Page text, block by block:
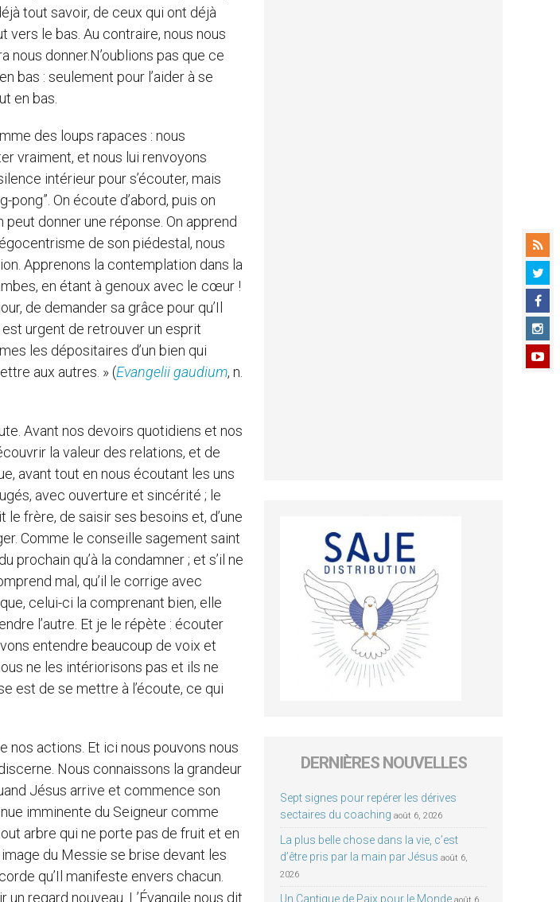
tout savoir, de ceux qui ont déjà
vers le bas. Au contraire, nous nous
nous donner.N’oublions pas que ce
bas : seulement pour l’aider à se
en bas.
des loups rapaces : nous
vraiment, et nous lui renvoyons
intérieur pour s’écouter, mais
pong”. On écoute d’abord, puis on
donner une réponse. On apprend
de son piédestal, nous
Apprenons la contemplation dans la
en étant à genoux avec le cœur !
de demander sa grâce pour qu’Il
urgent de retrouver un esprit
les dépositaires d’un bien qui
aux autres. » (Evangelii gaudium, n.
Avant nos devoirs quotidiens et nos
la valeur des relations, et de
avant tout en nous écoutant les uns
avec ouverture et sincérité ; le
frère, de saisir ses besoins et, d’une
Comme le conseille sagement saint
qu’à la condamner ; et s’il ne
mal, qu’il le corrige avec
celui-ci la comprenant bien, elle
l’autre. Et je le répète : écouter
entendre beaucoup de voix et
ne les intériorisons pas et ils ne
est de se mettre à l’écoute, ce qui
nos actions. Et ici nous pouvons nous
Nous connaissons la grandeur
Jésus arrive et commence son
imminente du Seigneur comme
arbre qui ne porte pas de fruit et en
du Messie se brise devant les
qu’Il manifeste envers chacun.
regard nouveau. L’Évangile nous dit
DERNIÈRES NOUVELLES
Sept signes pour repérer les dérives
sectaires du coaching août 6, 2026
La plus belle chose dans la vie, c’est
d’être pris par la main par Jésus août 6,
2026
Un Cantique de Paix pour le Monde